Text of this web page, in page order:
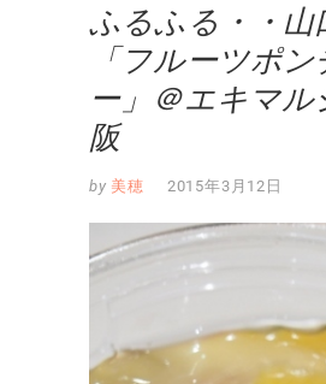
ふるふる・・山
「フルーツポ
ー」＠エキマル
阪
by 美穂 2015年3月12日